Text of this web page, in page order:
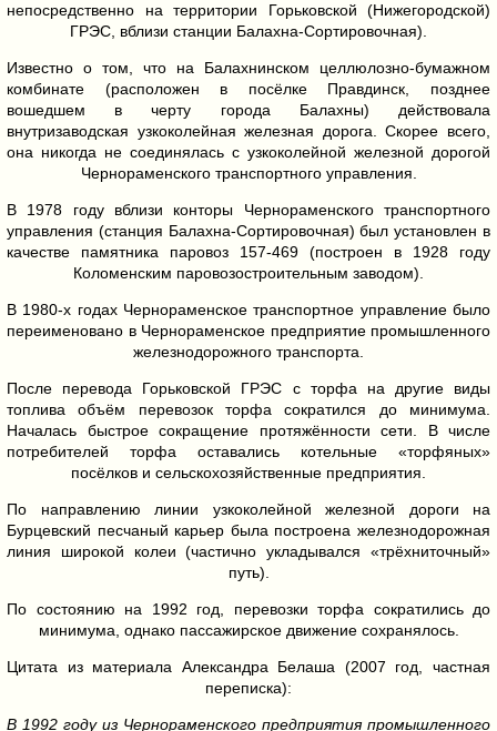
непосредственно на территории Горьковской (Нижегородской)
ГРЭС, вблизи станции Балахна-Сортировочная).
Известно о том, что на Балахнинском целлюлозно-бумажном
комбинате (расположен в посёлке Правдинск, позднее
вошедшем в черту города Балахны) действовала
внутризаводская узкоколейная железная дорога. Скорее всего,
она никогда не соединялась с узкоколейной железной дорогой
Чернораменского транспортного управления.
В 1978 году вблизи конторы Чернораменского транспортного
управления (станция Балахна-Сортировочная) был установлен в
качестве памятника паровоз 157-469 (построен в 1928 году
Коломенским паровозостроительным заводом).
В 1980-х годах Чернораменское транспортное управление было
переименовано в Чернораменское предприятие промышленного
железнодорожного транспорта.
После перевода Горьковской ГРЭС с торфа на другие виды
топлива объём перевозок торфа сократился до минимума.
Началась быстрое сокращение протяжённости сети. В числе
потребителей торфа оставались котельные «торфяных»
посёлков и сельскохозяйственные предприятия.
По направлению линии узкоколейной железной дороги на
Бурцевский песчаный карьер была построена железнодорожная
линия широкой колеи (частично укладывался «трёхниточный»
путь).
По состоянию на 1992 год, перевозки торфа сократились до
минимума, однако пассажирское движение сохранялось.
Цитата из материала Александра Белаша (2007 год, частная
переписка):
В 1992 году из Чернораменского предприятия промышленного